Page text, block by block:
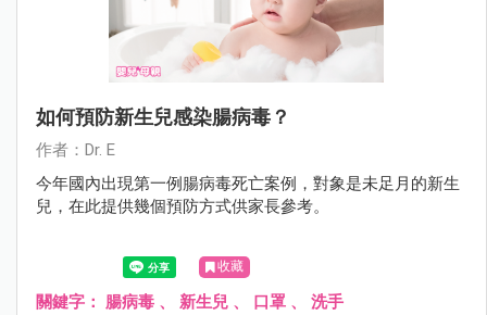
如何預防新生兒感染腸病毒？
作者：Dr. E
今年國內出現第一例腸病毒死亡案例，對象是未足月的新生
兒，在此提供幾個預防方式供家長參考。
收藏
關鍵字： 腸病毒 、 新生兒 、 口罩 、 洗手